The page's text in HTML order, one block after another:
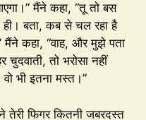
मैंने कहा, “तू तो बस
ही। बता, कब से चल रहा है
मैंने कहा, “वाह, और मुझे पता
चुदवाती, तो भरोसा नहीं
भी इतना मस्त।”
फिगर कितनी जबरदस्त